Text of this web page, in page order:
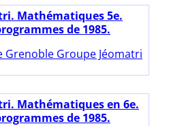
Mathématiques 5e.
de 1985.
Grenoble Groupe Jéomatri
Mathématiques en 6e.
de 1985.